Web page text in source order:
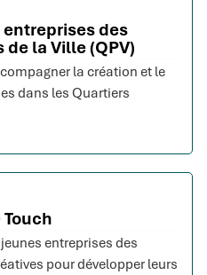
entreprises des
la Ville (QPV)
la création et le
dans les Quartiers
entreprises des
pour développer leurs